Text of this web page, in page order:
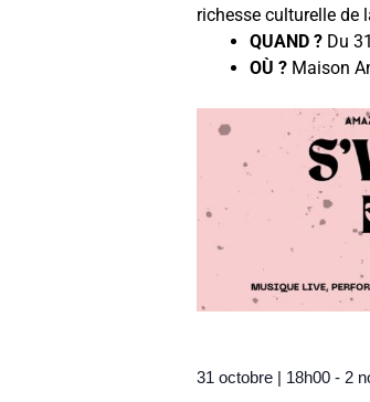
richesse culturelle de
QUAND ? Du
OÙ ? Maison
31 octobre 18h00 - 2